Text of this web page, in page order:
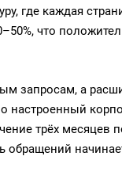
где каждая
что
запросам, а
настроенный
трёх
обращений